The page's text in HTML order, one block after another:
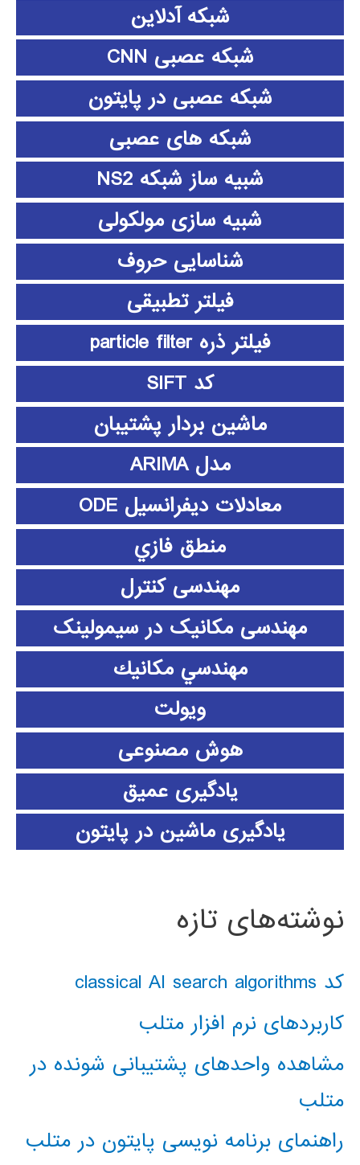
شبکه آدلاین
شبکه عصبی CNN
شبکه عصبی در پایتون
شبکه های عصبی
شبیه ساز شبکه NS2
شبیه سازی مولکولی
شناسایی حروف
فیلتر تطبیقی
فیلتر ذره particle filter
کد SIFT
ماشین بردار پشتیبان
مدل ARIMA
معادلات دیفرانسیل ODE
منطق فازي
مهندسی کنترل
مهندسی مکانیک در سیمولینک
مهندسي مكانيك
ویولت
هوش مصنوعی
یادگیری عمیق
یادگیری ماشین در پایتون
نوشته‌های تازه
کد classical AI search algorithms
کاربردهای نرم افزار متلب
مشاهده واحدهای پشتیبانی شونده در
متلب
راهنمای برنامه نویسی پایتون در متلب